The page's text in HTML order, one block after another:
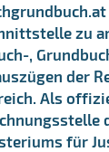
zu
,
der
Als
für